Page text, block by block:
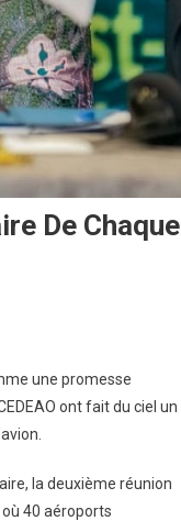
De Chaque
une promesse
ont fait du ciel un
la deuxième réunion
40 aéroports